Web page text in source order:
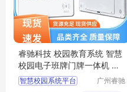
睿驰科技 校园教育系统 智慧
校园电子班牌门牌一体机 自
助测温
智慧校园系统平台
广州睿驰